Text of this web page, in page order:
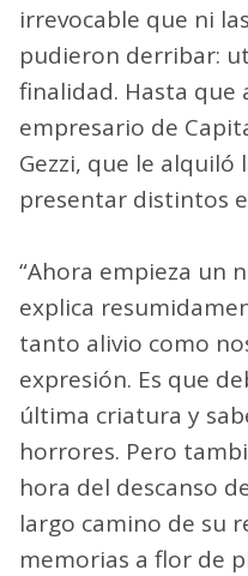
irrevocable que ni
pudieron derribar:
finalidad. Hasta que
empresario de
Gezzi, que le alquiló
presentar distintos
“Ahora empieza un
explica
tanto alivio como
expresión. Es que
última criatura y
horrores. Pero
hora del descanso
largo camino de su
memorias a flor de